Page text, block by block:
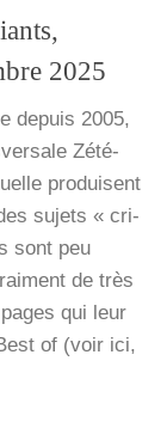
2025
depuis 2005,
Zété­
pro­duisent
sujets « cri­
sont peu
de très
qui leur
of (voir ici,